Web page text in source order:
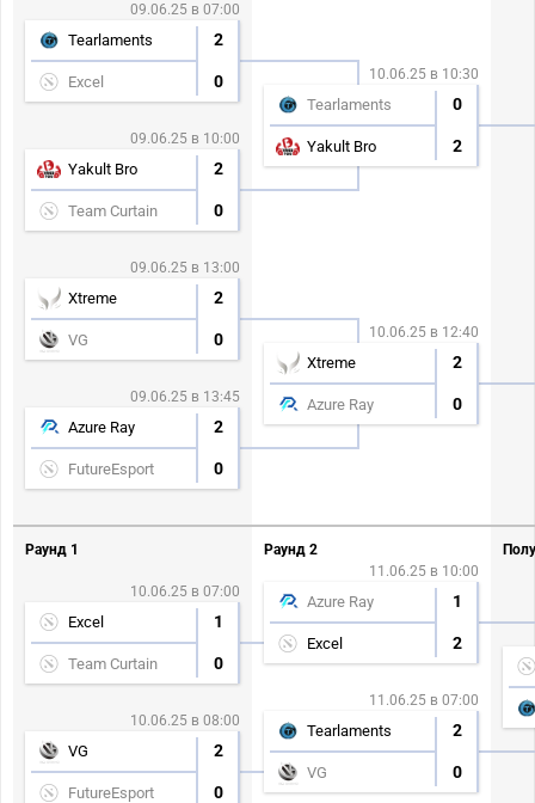
09.06.25 в 07:00
Tearlaments 2
Excel 0
09.06.25 в 10:00
Yakult Bro 2
Team Curtain 0
09.06.25 в 13:00
Xtreme 2
VG 0
09.06.25 в 13:45
Azure Ray 2
FutureEsport 0
10.06.25 в 10:30
Tearlaments 0
Yakult Bro 2
10.06.25 в 12:40
Xtreme 2
Azure Ray 0
Раунд 1
10.06.25 в 07:00
Excel 1
Team Curtain 0
10.06.25 в 08:00
VG 2
FutureEsport 0
Раунд 2
11.06.25 в 10:00
Azure Ray 1
Excel 2
11.06.25 в 07:00
Tearlaments 2
VG 0